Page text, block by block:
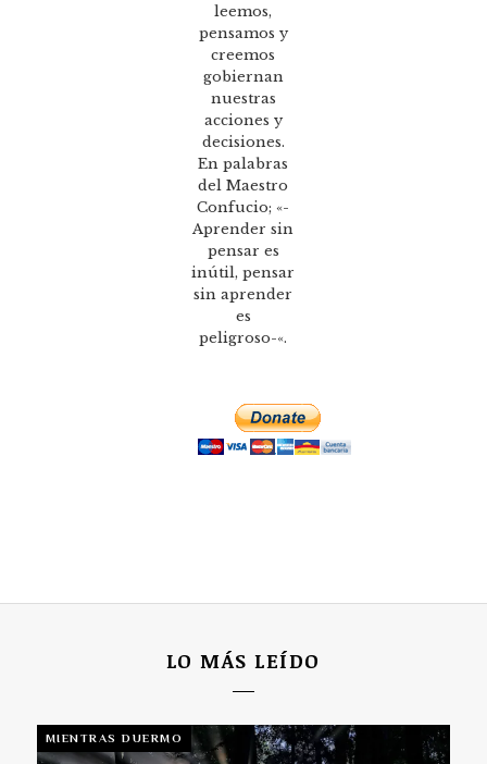
leemos,
pensamos y
creemos
gobiernan
nuestras
acciones y
decisiones.
En palabras
del Maestro
Confucio; «-
Aprender sin
pensar es
inútil, pensar
sin aprender
es
peligroso-«.
LO MÁS LEÍDO
MIENTRAS DUERMO